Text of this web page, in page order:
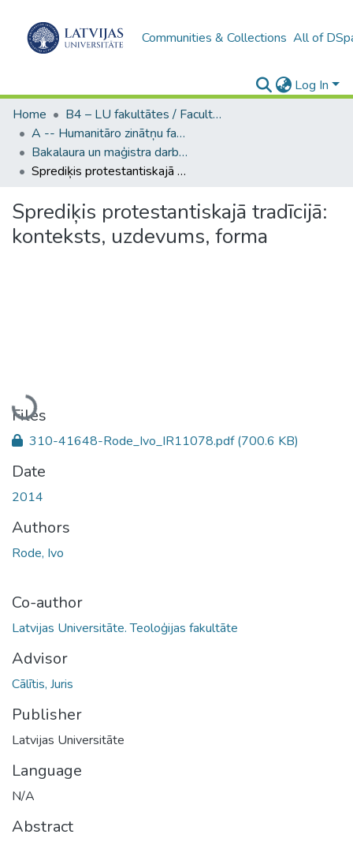
Communities & Collections All of
Log In
Home
B4 – LU fakultātes / Faculties of the UL
A -- Humanitāro zinātņu fakultāte / Faculty of Humanities
Bakalaura un maģistra darbi (HZF) / Bachelor's and Master's theses
Sprediķis protestantiskajā tradīcijā: konteksts, uzdevums, forma
Sprediķis protestantiskajā tradīcijā:
konteksts, uzdevums, forma
Loading...
Files
310-41648-Rode_Ivo_IR11078.pdf(700.6 KB)
Date
2014
Authors
Rode, Ivo
Co-author
Latvijas Universitāte. Teoloģijas fakultāte
Advisor
Cālītis, Juris
Publisher
Latvijas Universitāte
Language
N/A
Abstract